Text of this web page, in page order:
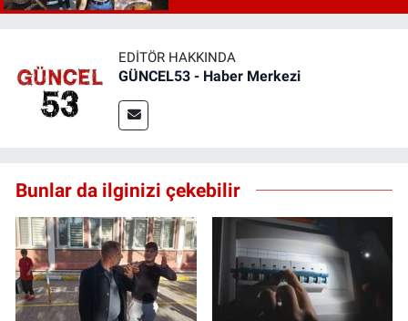
EDITÖR HAKKINDA
GÜNCEL53 - Haber Merkezi
Bunlar da ilginizi çekebilir